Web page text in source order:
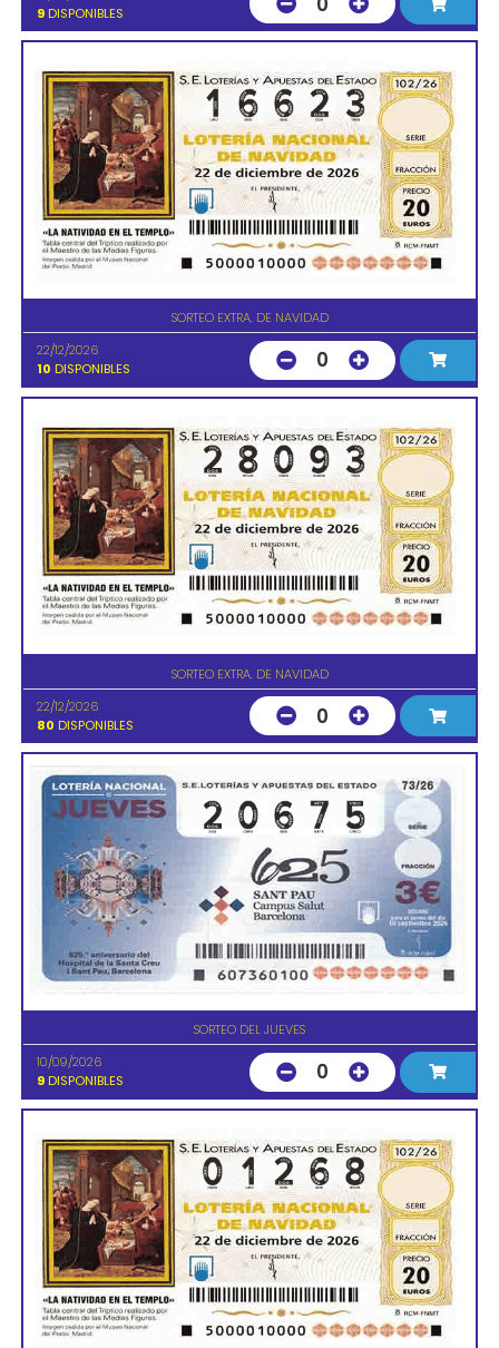
9 DISPONIBLES
SORTEO EXTRA. DE NAVIDAD
22/12/2026
10 DISPONIBLES 0
SORTEO EXTRA. DE NAVIDAD
22/12/2026
80 DISPONIBLES 0
SORTEO DEL JUEVES
10/09/2026
9 DISPONIBLES 0